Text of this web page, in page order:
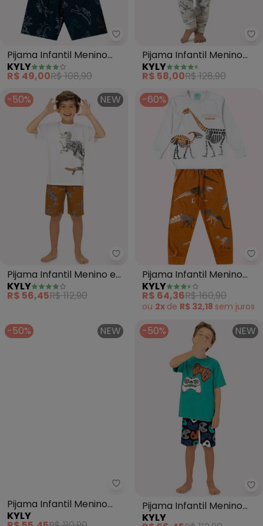
Kyly - Pijama Infantil Menino
Pijama Infantil Menino
Jacaré (Azul Marinho)
KYLY
R$ 49,00R$ 108,90
Pijama Infantil Menino
Brilha no Escuro (Azul)
KYLY
R$ 58,00R$ 128,90
-50%
NEW
Kyly - Pijama Infantil Menino
Pijama Infantil Menino em
Algodão (Branco)
KYLY
R$ 56,45R$ 112,90
-60%
Pijama Infantil Menino
Brilha no Escuro (Branco)
KYLY
R$ 64,36R$ 160,90
ou 2x de R$ 32,18 sem juros
-50% NEW
Kyly - Pijama Infantil Menino
Pijama Infantil Menino
Dinossauro (Amarelo)
KYLY
-50% NEW
Pijama Infantil Menino
Game (Verde)
KYLY